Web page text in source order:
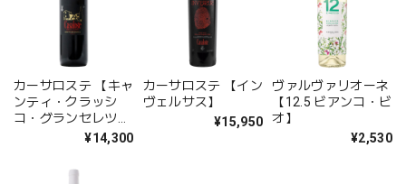
カーサロステ 【キャ
ンティ・クラッシ
コ・グランセレツィ
¥14,300
カーサロステ 【イン
ヴェルサス】
¥15,950
ヴァルヴァリオーネ
【12.5 ビアンコ・ビ
オ】
¥2,530